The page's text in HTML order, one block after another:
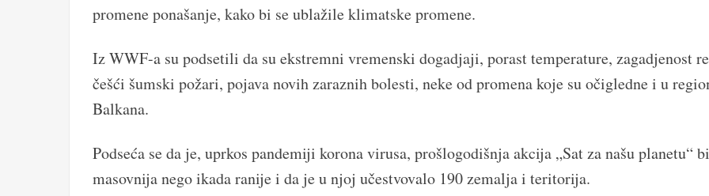
promene ponašanje, kako bi se ublažile klimatske promene.
Iz WWF-a su podsetili da su ekstremni vremenski dogadjaji, porast temperature, zagadjenost
češći šumski požari, pojava novih zaraznih bolesti, neke od promena koje su očigledne i u
Balkana.
Podseća se da je, uprkos pandemiji korona virusa, prošlogodišnja akcija „Sat za našu planetu“
masovnija nego ikada ranije i da je u njoj učestvovalo 190 zemalja i teritorija.